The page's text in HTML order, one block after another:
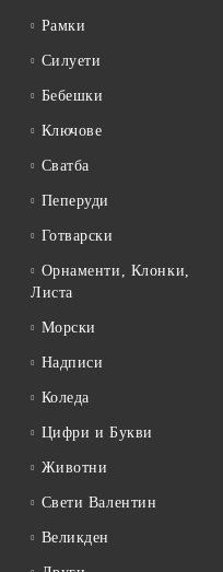
Рамки
Силуети
Бебешки
Ключове
Сватба
Пеперуди
Готварски
Орнаменти, Клонки,
Листа
Морски
Надписи
Коледа
Цифри и Букви
Животни
Свети Валентин
Великден